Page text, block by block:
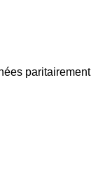
paritairement